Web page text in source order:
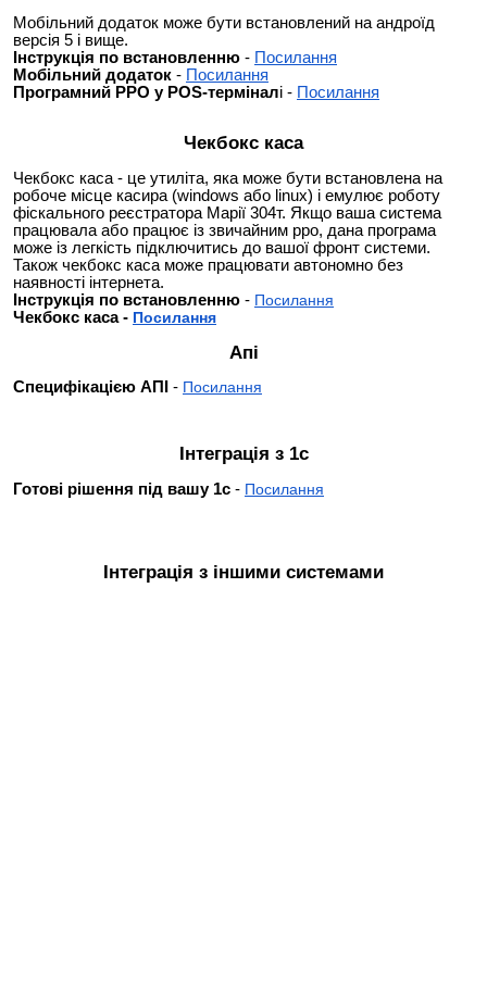
Мобільний додаток може бути встановлений на андроїд
версія 5 і вище.
Інструкція по встановленню - Посилання
Мобільний додаток - Посилання
Програмний РРО у POS-терміналі - Посилання
Чекбокс каса
Чекбокс каса - це утиліта, яка може бути встановлена на
робоче місце касира (windows або linux) і емулює роботу
фіскального реєстратора Марії 304т. Якщо ваша система
працювала або працює із звичайним рро, дана програма
може із легкість підключитись до вашої фронт системи.
Також чекбокс каса може працювати автономно без
наявності інтернета.
Інструкція по встановленню - Посилання
Чекбокс каса - Посилання
Апі
Специфікацією АПІ - Посилання
Інтеграція з 1с
Готові рішення під вашу 1с - Посилання
Інтеграція з іншими системами